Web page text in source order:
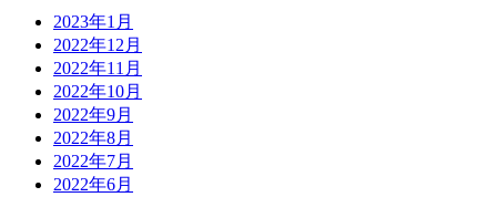
2023年1月
2022年12月
2022年11月
2022年10月
2022年9月
2022年8月
2022年7月
2022年6月